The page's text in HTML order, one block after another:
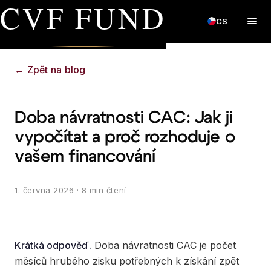
CVF FUND CS
← Zpět na blog
Doba návratnosti CAC: Jak ji
vypočítat a proč rozhoduje o
vašem financování
1. června 2026 · 8 min čtení
Krátká odpověď. Doba návratnosti CAC je počet
měsíců hrubého zisku potřebných k získání zpět